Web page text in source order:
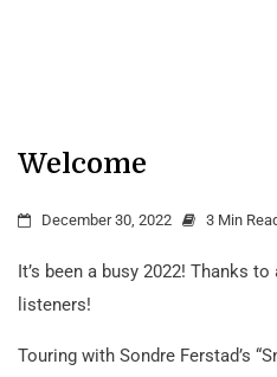
Welcome
December 30, 2022 3 Min
It’s been a busy 2022! Thanks
listeners!
Touring with Sondre Ferstad’s